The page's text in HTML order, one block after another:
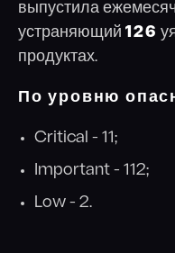
выпустила
устраняющий 126
продуктах.
По уровню
Critical - 11;
Important - 112;
Low - 2.